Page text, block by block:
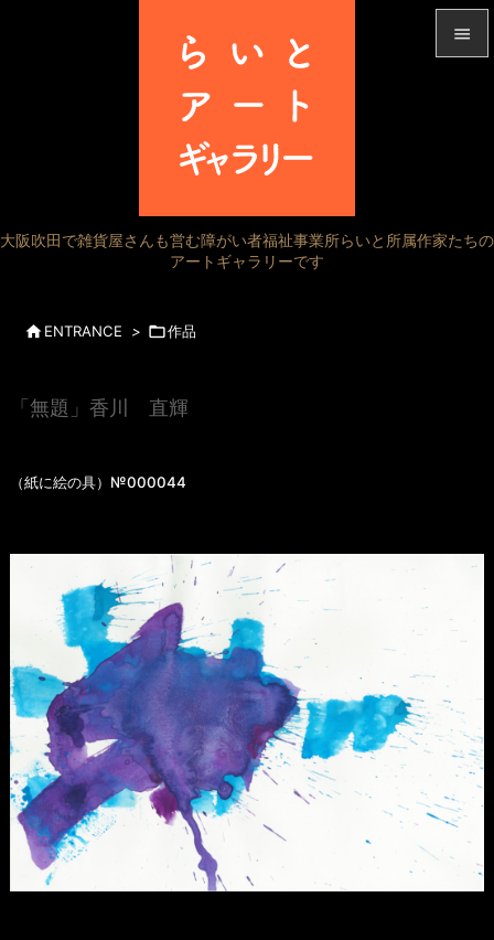
大阪吹田で雑貨屋さんも営む障がい者福祉事業所らいと所属作家たちの
アートギャラリーです


ENTRANCE > 作品
「無題」香川 直輝
（紙に絵の具）№000044